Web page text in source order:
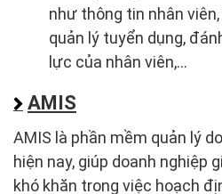
như thông tin nhân
quản lý tuyển dụng,
lực của nhân viên,...
AMIS
AMIS là phần mềm quản lý
hiện nay, giúp doanh nghiệp
khó khăn trong việc hoạch